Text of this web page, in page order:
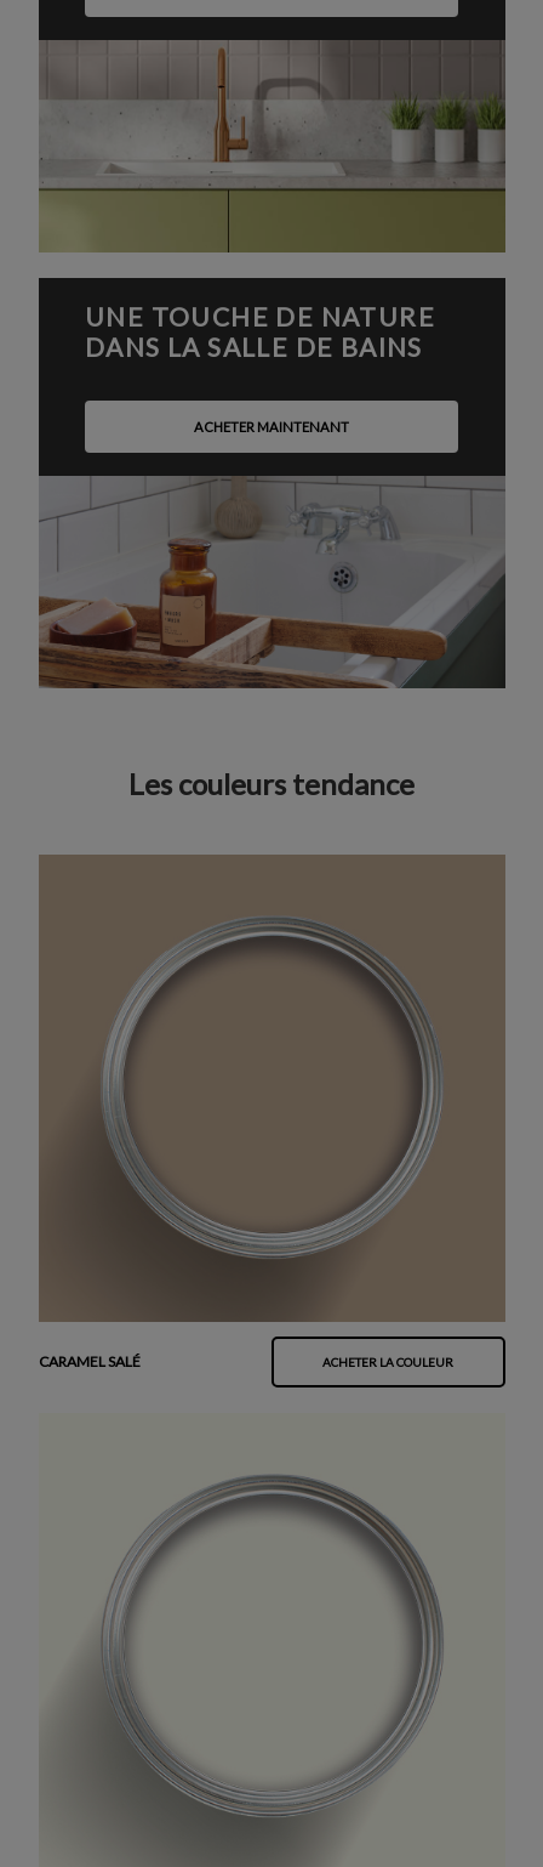
UNE TOUCHE DE NATURE
DANS LA SALLE DE BAINS
ACHETER MAINTENANT
Les couleurs tendance
CARAMEL SALÉ ACHETER LA COULEUR